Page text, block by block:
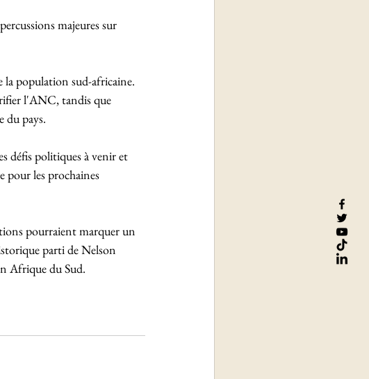
majeures sur
la population sud-africaine.
l'ANC, tandis que
du pays.
défis politiques à venir et
pour les prochaines
pourraient marquer un
parti de Nelson
Afrique du Sud.